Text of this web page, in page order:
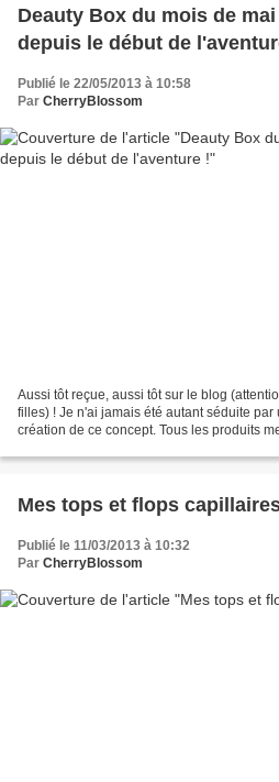
Deauty Box du mois de
depuis le début de
Publié le 22/05/2013 à 10:58
Par CherryBlossom
Aussi tôt reçue, aussi tôt sur le blog
filles) ! Je n'ai jamais été autant séduite
création de ce concept. Tous les produits
Mes tops et flops
Publié le 11/03/2013 à 10:32
Par CherryBlossom